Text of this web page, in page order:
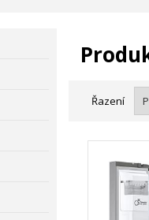
Řazení